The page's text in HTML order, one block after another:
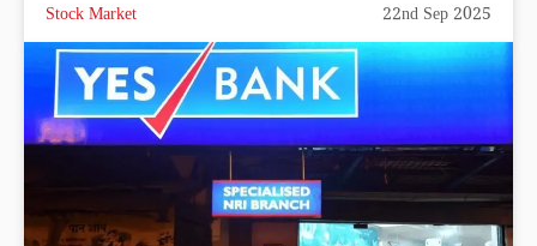
Stock Market 22nd Sep 2025